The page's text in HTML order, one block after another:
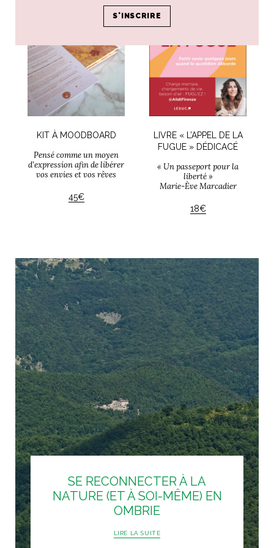
KIT À MOODBOARD
Pensé comme un moyen
d’expression afin de libérer
vos envies et vos rêves
45€
LIVRE « L’APPEL DE LA
FUGUE » DÉDICACÉ
« Un passeport pour la
liberté »
Marie-Ève Marcadier
18€
SE RECONNECTER À LA
NATURE (ET À SOI-MÊME) EN
OMBRIE
LIRE LA SUITE